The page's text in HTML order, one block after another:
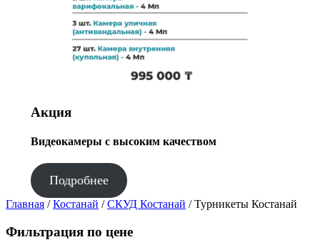
Акция
Видеокамеры с высоким качеством
Подробнее
Главная /Костанай /СКУД Костанай / Турникеты Костанай
Фильтрация по цене